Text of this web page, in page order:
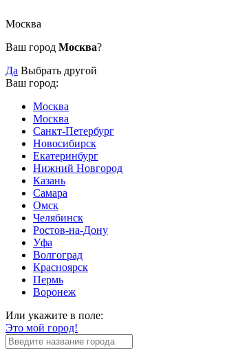
Москва
Ваш город Москва?
Да Выбрать другой
Ваш город:
Москва
Москва
Санкт-Петербург
Новосибирск
Екатеринбург
Нижний Новгород
Казань
Самара
Омск
Челябинск
Ростов-на-Дону
Уфа
Волгоград
Красноярск
Пермь
Воронеж
Или укажите в поле:
Это мой город!